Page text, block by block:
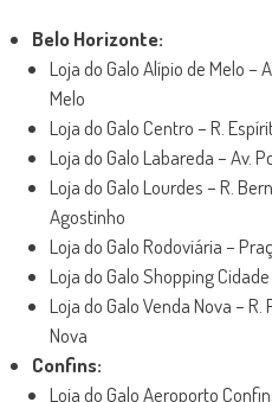
Belo Horizonte:
Loja do Galo Alípio de Melo –
Melo
Loja do Galo Centro – R.
Loja do Galo Labareda – Av.
Loja do Galo Lourdes – R.
Agostinho
Loja do Galo Rodoviária –
Loja do Galo Shopping
Loja do Galo Venda Nova – R.
Nova
Confins:
Loja do Galo Aeroporto